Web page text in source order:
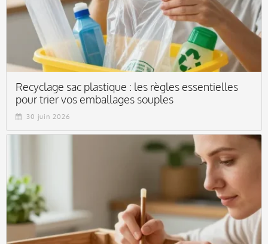
Recyclage sac plastique : les règles essentielles
pour trier vos emballages souples
30 juin 2026